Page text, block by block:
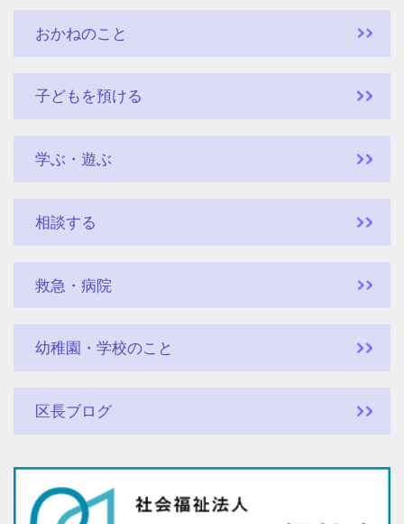
おかねのこと
子どもを預ける
学ぶ・遊ぶ
相談する
救急・病院
幼稚園・学校のこと
区長ブログ